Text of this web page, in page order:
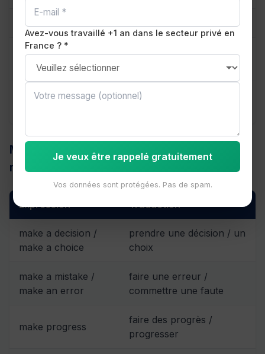
make a promise
make an
announcement
make an apology /
présenter des excuses /
MAKE pour des décisions, erreurs et
résultats
Expression Traduction
make a decision /
make a choice
prendre une décision / un
choix
make a mistake /
make an error
faire une erreur /
commettre une faute
make progress
faire des progrès /
progresser
Avez-vous travaillé +1 an dans le secteur privé en
France ? *
Je veux être rappelé gratuitement
Vos données sont protégées. Pas de spam.